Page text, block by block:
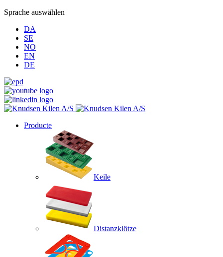
Sprache auswählen
DA
SE
NO
EN
DE
Producte
Keile
Distanzklötze